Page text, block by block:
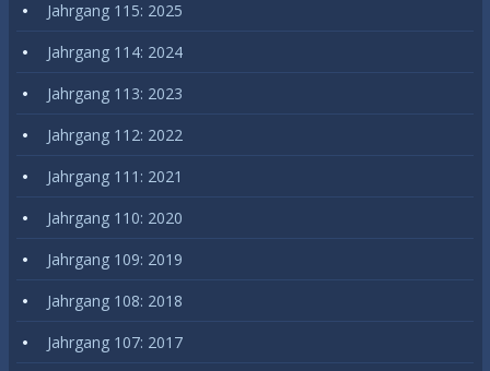
Jahrgang 115: 2025
Jahrgang 114: 2024
Jahrgang 113: 2023
Jahrgang 112: 2022
Jahrgang 111: 2021
Jahrgang 110: 2020
Jahrgang 109: 2019
Jahrgang 108: 2018
Jahrgang 107: 2017